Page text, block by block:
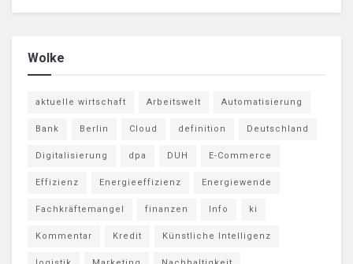
Wolke
aktuelle wirtschaft Arbeitswelt Automatisierung
Bank Berlin Cloud definition Deutschland
Digitalisierung dpa DUH E-Commerce
Effizienz Energieeffizienz Energiewende
Fachkräftemangel finanzen Info ki
Kommentar Kredit Künstliche Intelligenz